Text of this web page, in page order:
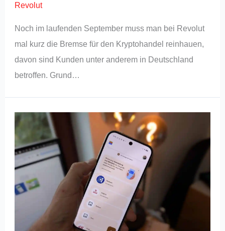
Revolut
Noch im laufenden September muss man bei Revolut
mal kurz die Bremse für den Kryptohandel reinhauen,
davon sind Kunden unter anderem in Deutschland
betroffen. Grund…